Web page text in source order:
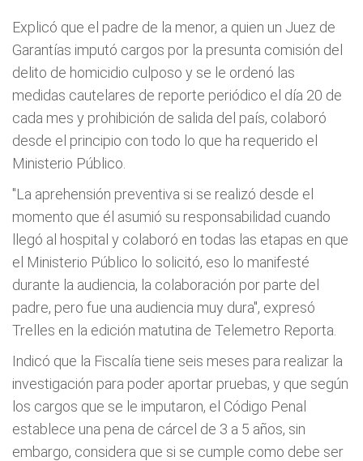
Explicó que el padre de la menor, a quien un Juez de
Garantías imputó cargos por la presunta comisión del
delito de homicidio culposo y se le ordenó las
medidas cautelares de reporte periódico el día 20 de
cada mes y prohibición de salida del país, colaboró
desde el principio con todo lo que ha requerido el
Ministerio Público.
"La aprehensión preventiva si se realizó desde el
momento que él asumió su responsabilidad cuando
llegó al hospital y colaboró en todas las etapas en que
el Ministerio Público lo solicitó, eso lo manifesté
durante la audiencia, la colaboración por parte del
padre, pero fue una audiencia muy dura", expresó
Trelles en la edición matutina de Telemetro Reporta.
Indicó que la Fiscalía tiene seis meses para realizar la
investigación para poder aportar pruebas, y que según
los cargos que se le imputaron, el Código Penal
establece una pena de cárcel de 3 a 5 años, sin
embargo, considera que si se cumple como debe ser